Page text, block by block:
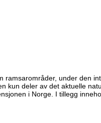
under den
kun deler av det aktuelle
i Norge. I tillegg